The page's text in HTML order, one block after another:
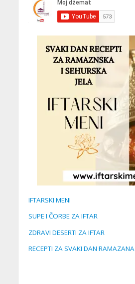
IFTARSKI MENI
SUPE I ČORBE ZA IFTAR
ZDRAVI DESERTI ZA IFTAR
RECEPTI ZA SVAKI DAN RAMAZANA